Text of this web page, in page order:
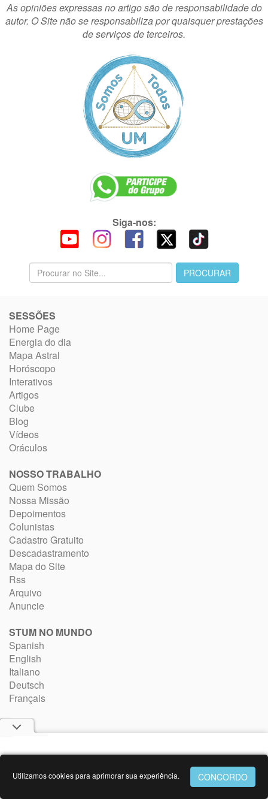
As opiniões expressas no artigo são de responsabilidade do
autor. O Site não se responsabiliza por quaisquer prestações
de serviços de terceiros.
Siga-nos:
SESSÕES
Home Page
Energia do dia
Mapa Astral
Horóscopo
Interativos
Artigos
Clube
Blog
Vídeos
Oráculos
NOSSO TRABALHO
Quem Somos
Nossa Missão
Depoimentos
Colunistas
Cadastro Gratuito
Descadastramento
Mapa do Site
Rss
Arquivo
Anuncie
STUM NO MUNDO
Spanish
English
Italiano
Deutsch
Français
Utilizamos cookies para aprimorar sua experiência.